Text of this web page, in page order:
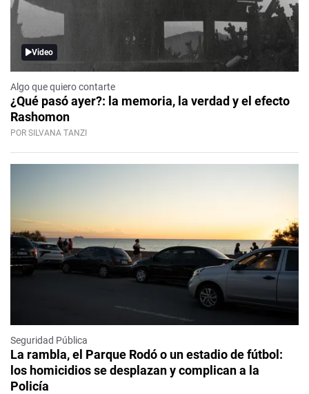
Video
Algo que quiero contarte
¿Qué pasó ayer?: la memoria, la verdad y el efecto
Rashomon
POR SILVANA TANZI
Seguridad Pública
La rambla, el Parque Rodó o un estadio de fútbol:
los homicidios se desplazan y complican a la
Policía